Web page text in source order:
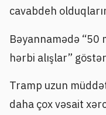
cavabdeh
Bəyannamədə “50
hərbi alışlar”
Tramp uzun
daha çox vəsait